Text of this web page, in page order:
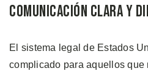
Comunicación Clara y
El sistema legal de Estados
complicado para aquellos